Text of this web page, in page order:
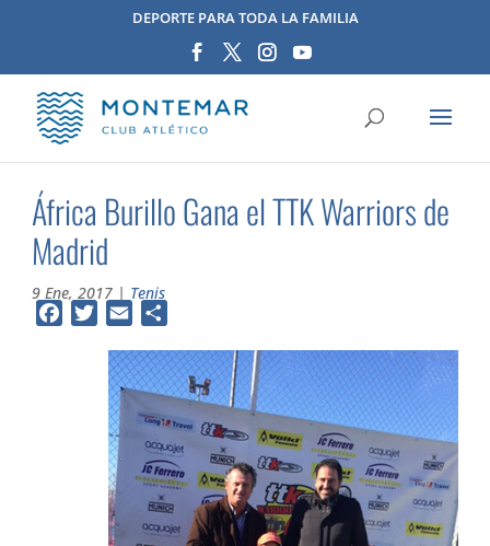
DEPORTE PARA TODA LA FAMILIA
África Burillo Gana el TTK Warriors de
Madrid
9 Ene, 2017 | Tenis
FacebookTwitterEmail